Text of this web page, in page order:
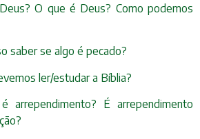
O que é Deus? Como podemos
saber se algo é pecado?
ler/estudar a Bíblia?
arrependimento? É arrependimento